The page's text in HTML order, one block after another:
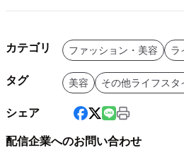
カテゴリ ファッション・美容 ラ
タグ 美容 その他ライフスタ
シェア
配信企業へのお問い合わせ